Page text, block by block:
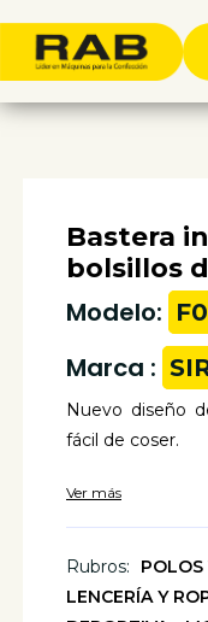
Bastera
bolsillos
Modelo:
Marca :
Nuevo diseño
fácil de coser.
Ver más
Rubros:
LENCERÍA Y